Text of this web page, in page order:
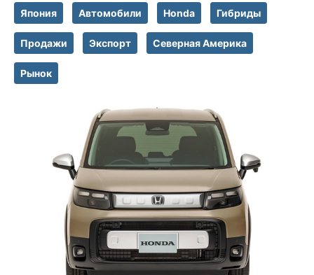
Япония Автомобили Honda Гибриды
Продажи Экспорт Северная Америка
Рынок